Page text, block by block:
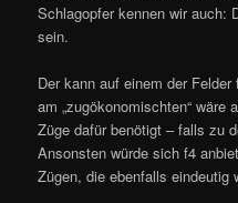
Schlagopfer kennen wir auch:
sein.
Der kann auf einem der
am „zugökonomischten“ wäre
Züge dafür benötigt – falls zu
Ansonsten würde sich f4
Zügen, die ebenfalls eindeutig